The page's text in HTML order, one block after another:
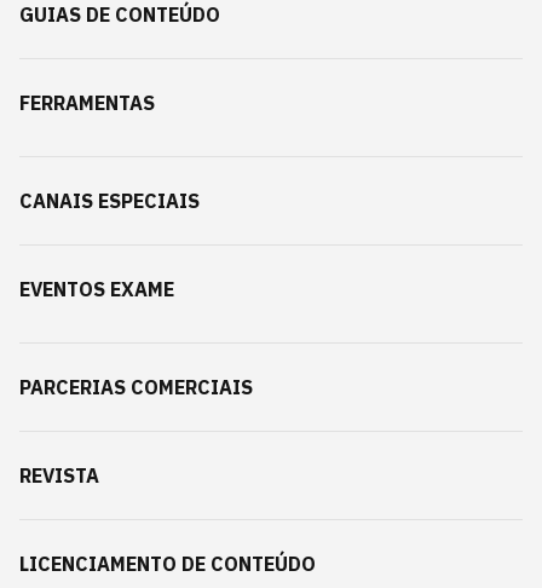
GUIAS DE CONTEÚDO
FERRAMENTAS
CANAIS ESPECIAIS
EVENTOS EXAME
PARCERIAS COMERCIAIS
REVISTA
LICENCIAMENTO DE CONTEÚDO